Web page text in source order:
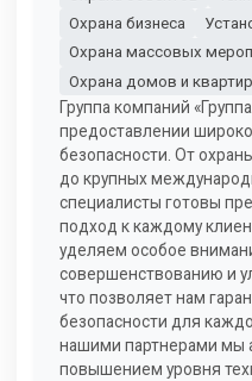
Охрана бизнеса
Охрана массовых
Охрана домов и квартир
Группа компаний
предоставлении
безопасности. От
до крупных
специалисты готовы
подход к каждому
уделяем особое
совершенствованию и
что позволяет нам
безопасности для
нашими партнерами мы
повышением уровня